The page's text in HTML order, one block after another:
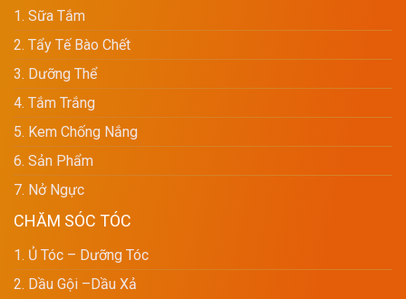
1. Sữa Tắm
2. Tẩy Tế Bào Chết
3. Dưỡng Thể
4. Tắm Trắng
5. Kem Chống Nắng
6. Sản Phẩm
7. Nở Ngực
CHĂM SÓC TÓC
1. Ủ Tóc – Dưỡng Tóc
2. Dầu Gội –dầu Xả